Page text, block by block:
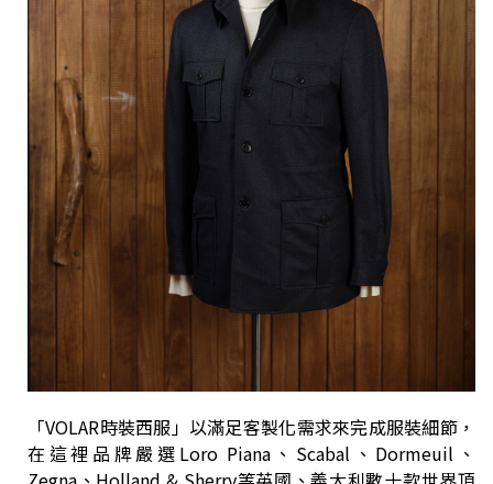
「VOLAR時裝西服」以滿足客製化需求來完成服裝細節，
在這裡品牌嚴選Loro Piana、Scabal、Dormeuil、